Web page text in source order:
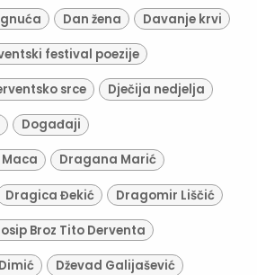
Dan žena Davanje krvi
festival poezije
srce Dječija nedjelja
Događaji
Dragana Marić
Dragica Đekić Dragomir Liščić
Broz Tito Derventa
Dževad Galijašević